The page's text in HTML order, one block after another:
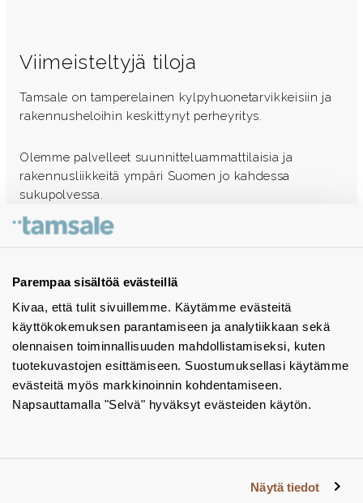
Parempaa sisältöä evästeillä
Kivaa, että tulit sivuillemme. Käytämme evästeitä
käyttökokemuksen parantamiseen ja analytiikkaan sekä
olennaisen toiminnallisuuden mahdollistamiseksi, kuten
tuotekuvastojen esittämiseen. Suostumuksellasi käytämme
evästeitä myös markkinoinnin kohdentamiseen.
Napsauttamalla "Selvä" hyväksyt evästeiden käytön.
Näytä tiedot
Viimeisteltyjä tiloja
Tamsale on tamperelainen kylpyhuonetarvikkeisiin ja
rakennusheloihin keskittynyt perheyritys.
Olemme palvelleet suunnitteluammattilaisia ja
rakennusliikkeitä ympäri Suomen jo kahdessa
sukupolvessa.
Ota yhteyttä - autamme mielellämme
Tuotekuvastot
Instagram
BIM-objektit
Yhteystiedot
Tiedotteet